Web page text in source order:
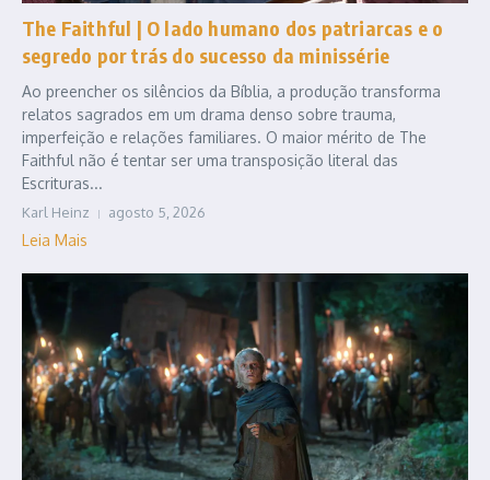
The Faithful | O lado humano dos patriarcas e o
segredo por trás do sucesso da minissérie
Ao preencher os silêncios da Bíblia, a produção transforma
relatos sagrados em um drama denso sobre trauma,
imperfeição e relações familiares. O maior mérito de The
Faithful não é tentar ser uma transposição literal das
Escrituras...
Karl Heinz agosto 5, 2026
Leia Mais